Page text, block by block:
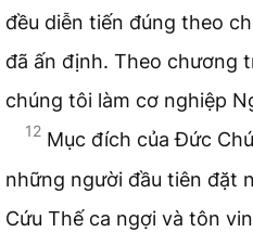
đều diễn tiến đúng theo
đã ấn định. Theo chương
chúng tôi làm cơ nghiệp
12 Mục đích của Đức
những người đầu tiên đặt
Cứu Thế ca ngợi và tôn